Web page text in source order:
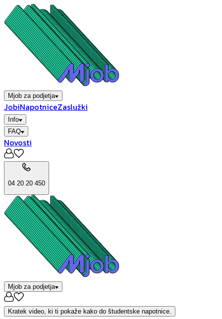
Mjob za podjetja
JobiNapotniceZaslužki
Info
FAQ
Novosti
04 20 20 450
Mjob za podjetja
Kratek video, ki ti pokaže kako do študentske napotnice.